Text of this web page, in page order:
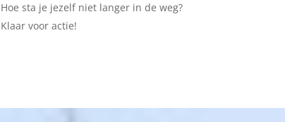
Hoe sta je jezelf niet langer in de weg?
Klaar voor actie!